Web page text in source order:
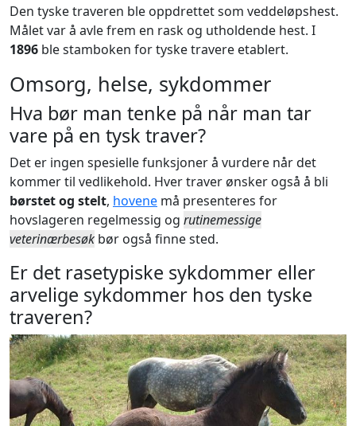
Den tyske traveren ble oppdrettet som veddeløpshest.
Målet var å avle frem en rask og utholdende hest. I
1896 ble stamboken for tyske travere etablert.
Omsorg, helse, sykdommer
Hva bør man tenke på når man tar
vare på en tysk traver?
Det er ingen spesielle funksjoner å vurdere når det
kommer til vedlikehold. Hver traver ønsker også å bli
børstet og stelt, hovene må presenteres for
hovslageren regelmessig og rutinemessige
veterinærbesøk bør også finne sted.
Er det rasetypiske sykdommer eller
arvelige sykdommer hos den tyske
traveren?